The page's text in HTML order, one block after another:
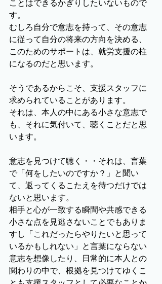
ことはできるかぎりしたいないもので
す。
むしろ自分で意志を持って、その意志
に従って自分の将来の方向を決める、
このためのサポートは、就労支援の柱
になるのだと思います。
そうであるからこそ、支援スタッフに
求められていることがあります。
それは、本人の中にある小さな意志で
も、それに気付いて、聴くことだと思
います。
意志を見つけて聴く・・それは、言葉
で「何をしたいのですか？」と聞い
て、返ってくるこたえを待つだけでは
ないと思います。
相手と心が一致する瞬間や共感できる
小さな点を見逃さないことでもありま
すし「これだったらやりたいと思って
いるかもしれない」と言葉にならない
意志を想像したり、日常的に本人との
関わりの中で、根拠を見つけてゆくこ